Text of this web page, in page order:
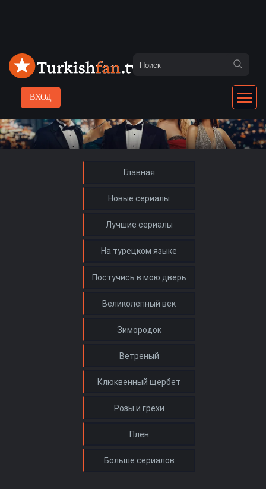
ВХОД
Главная
Новые сериалы
Лучшие сериалы
На турецком языке